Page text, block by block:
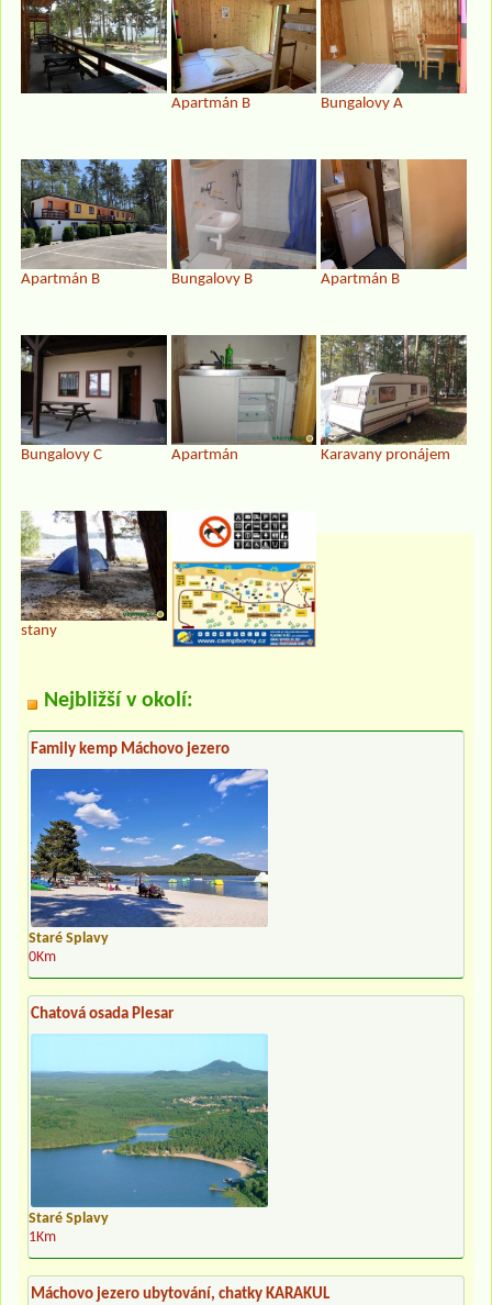
Apartmán B Bungalovy A
Apartmán B Bungalovy B Apartmán B
Bungalovy C Apartmán Karavany pronájem
stany
Nejbližší v okolí:
Family kemp Máchovo jezero
Staré Splavy
0Km
Chatová osada Plesar
Staré Splavy
1Km
Máchovo jezero ubytování, chatky KARAKUL